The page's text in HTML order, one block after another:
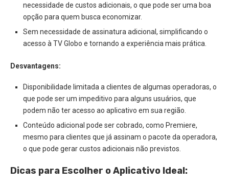
necessidade de custos adicionais, o que pode ser uma boa
opção para quem busca economizar.
Sem necessidade de assinatura adicional, simplificando o
acesso à TV Globo e tornando a experiência mais prática.
Desvantagens:
Disponibilidade limitada a clientes de algumas operadoras, o
que pode ser um impeditivo para alguns usuários, que
podem não ter acesso ao aplicativo em sua região.
Conteúdo adicional pode ser cobrado, como Premiere,
mesmo para clientes que já assinam o pacote da operadora,
o que pode gerar custos adicionais não previstos.
Dicas para Escolher o Aplicativo Ideal: